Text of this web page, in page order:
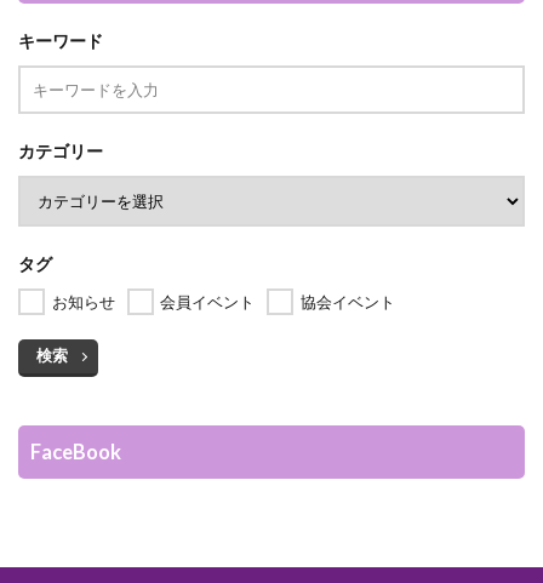
キーワード
カテゴリー
タグ
お知らせ 会員イベント 協会イベント
検索
FaceBook